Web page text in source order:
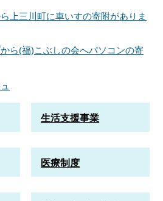
上三川町に車いすの寄附がありま
ら(福)こぶしの会へパソコンの寄
生活支援事業
医療制度